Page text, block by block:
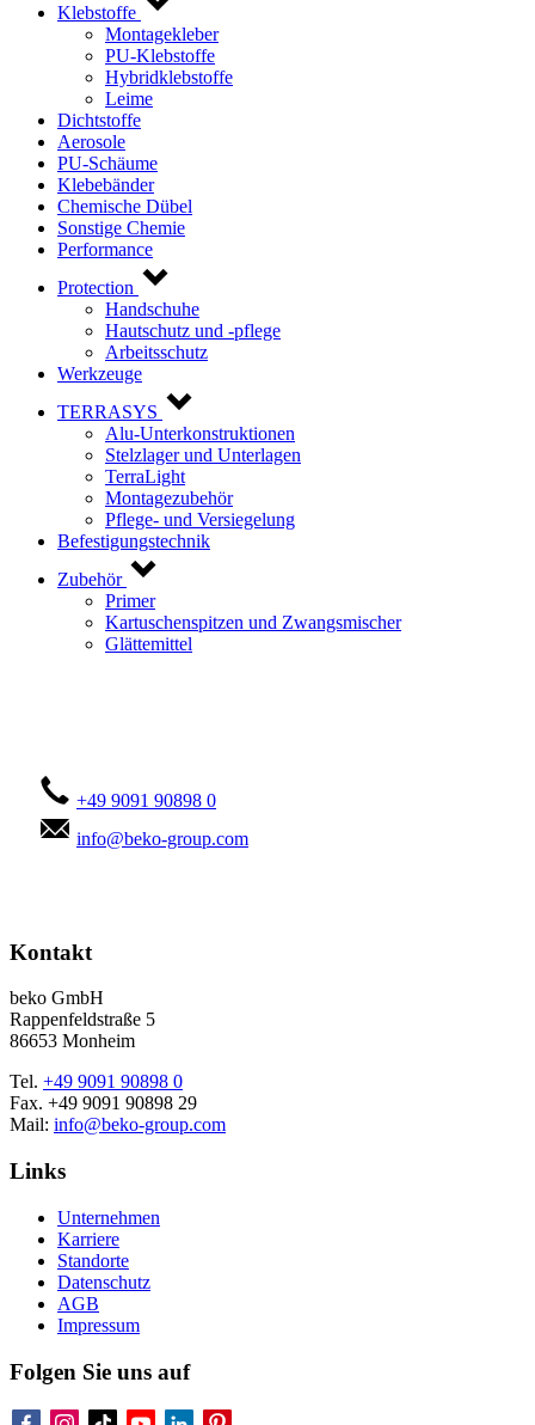
Klebstoffe
Montagekleber
PU-Klebstoffe
Hybridklebstoffe
Leime
Dichtstoffe
Aerosole
PU-Schäume
Klebebänder
Chemische Dübel
Sonstige Chemie
Performance
Protection
Handschuhe
Hautschutz und -pflege
Arbeitsschutz
Werkzeuge
TERRASYS
Alu-Unterkonstruktionen
Stelzlager und Unterlagen
TerraLight
Montagezubehör
Pflege- und Versiegelung
Befestigungstechnik
Zubehör
Primer
Kartuschenspitzen und Zwangsmischer
Glättemittel
+49 9091 90898 0
info@beko-group.com
Kontakt
beko GmbH
Rappenfeldstraße 5
86653 Monheim
Tel. +49 9091 90898 0
Fax. +49 9091 90898 29
Mail: info@beko-group.com
Links
Unternehmen
Karriere
Standorte
Datenschutz
AGB
Impressum
Folgen Sie uns auf